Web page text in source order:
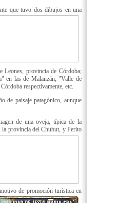
que tuvo dos dibujos en una
Leones, provincia de Córdoba;
en las de Malanzán; "Valle de
respectivamente, etc.
de paisaje patagónico, aunque
de una oveja, típica de la
la provincia del Chubut, y Perito
de promoción turística en